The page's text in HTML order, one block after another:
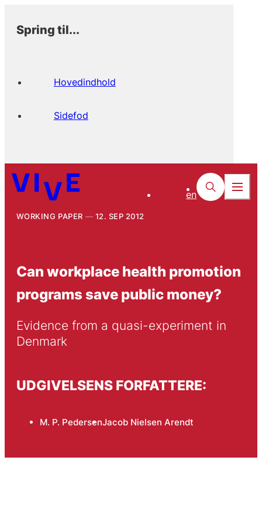
Spring til...
Hovedindhold
Sidefod
en
WORKING PAPER 12. SEP 2012
Can workplace health promotion
programs save public money?
Evidence from a quasi-experiment in
Denmark
UDGIVELSENS FORFATTERE:
M. P. PedersenJacob Nielsen Arendt